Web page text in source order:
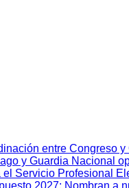
entre Congreso y
y Guardia Nacional
Servicio Profesional